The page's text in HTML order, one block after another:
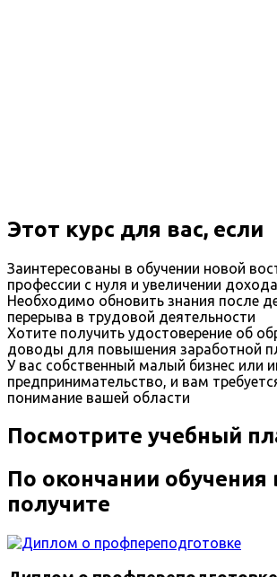
Этот курс для вас, если
Заинтересованы в обучении новой
профессии с нуля и увеличении дохода
Необходимо обновить знания после
перерыва в трудовой деятельности
Хотите получить удостоверение об
доводы для повышения заработной
У вас собственный малый бизнес или
предпринимательство, и вам
понимание вашей области
Посмотрите учебный
По окончании обучения
получите